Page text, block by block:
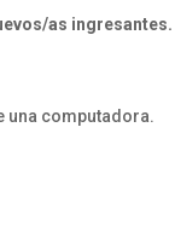
as ingresantes.
una computadora.